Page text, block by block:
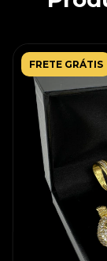
FRETE GRÁTIS